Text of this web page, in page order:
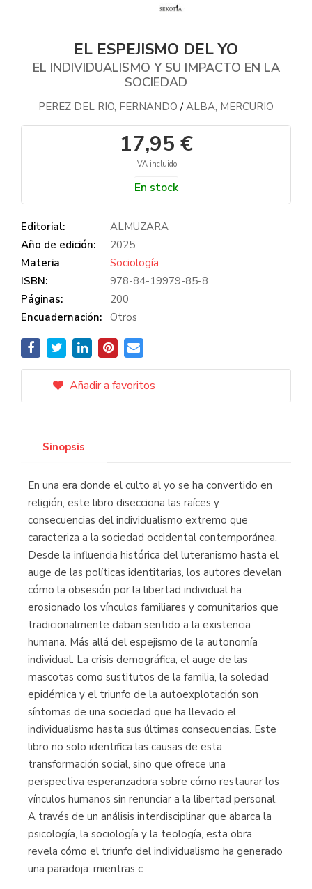
EL ESPEJISMO DEL YO
EL INDIVIDUALISMO Y SU IMPACTO EN LA
SOCIEDAD
PEREZ DEL RIO, FERNANDO / ALBA, MERCURIO
17,95 €
IVA incluido
En stock
Editorial:
ALMUZARA
Año de edición:
2025
Materia
Sociología
ISBN:
978-84-19979-85-8
Páginas:
200
Encuadernación: Otros
Añadir a favoritos
Sinopsis
En una era donde el culto al yo se ha convertido en
religión, este libro disecciona las raíces y
consecuencias del individualismo extremo que
caracteriza a la sociedad occidental contemporánea.
Desde la influencia histórica del luteranismo hasta el
auge de las políticas identitarias, los autores develan
cómo la obsesión por la libertad individual ha
erosionado los vínculos familiares y comunitarios que
tradicionalmente daban sentido a la existencia
humana. Más allá del espejismo de la autonomía
individual. La crisis demográfica, el auge de las
mascotas como sustitutos de la familia, la soledad
epidémica y el triunfo de la autoexplotación son
síntomas de una sociedad que ha llevado el
individualismo hasta sus últimas consecuencias. Este
libro no solo identifica las causas de esta
transformación social, sino que ofrece una
perspectiva esperanzadora sobre cómo restaurar los
vínculos humanos sin renunciar a la libertad personal.
A través de un análisis interdisciplinar que abarca la
psicología, la sociología y la teología, esta obra
revela cómo el triunfo del individualismo ha generado
una paradoja: mientras c